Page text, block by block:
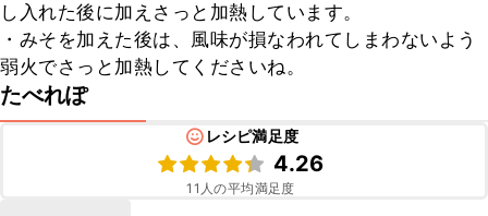
し入れた後に加えさっと加熱しています。
・みそを加えた後は、風味が損なわれてしまわないよう
弱火でさっと加熱してくださいね。
たべれぽ
レシピ満足度
4.26
11 人の平均満足度